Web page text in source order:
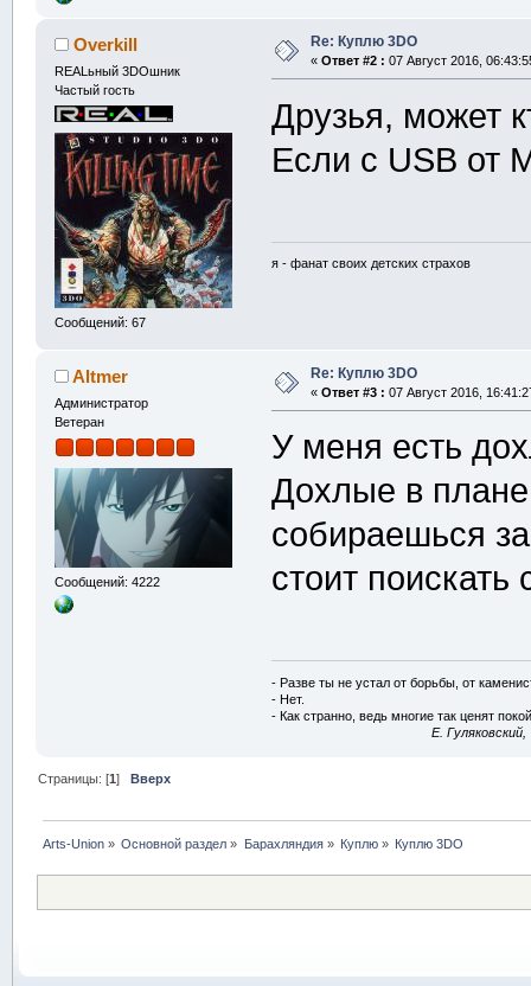
Overkill
REALьный 3DOшник
Частый гость
Сообщений: 67
Re: Куплю 3DO
« Ответ #2 : 07 Август 2016,
Друзья, может
Если с USB от
я - фанат своих детских страхов
Altmer
Администратор
Ветеран
Сообщений: 4222
Re: Куплю 3DO
« Ответ #3 : 07 Август 2016,
У меня есть
Дохлые в
собираешься
стоит
- Разве ты не устал от борьбы, от
- Нет.
- Как странно, ведь многие так ценят
E.
Страницы: [1]Вверх
Arts-Union » Основной раздел » Барахляндия» Куплю » Куплю 3DO